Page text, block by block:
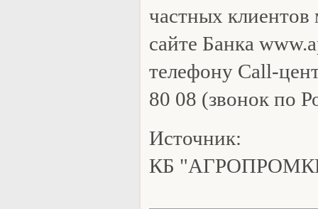
частных
сайте Банка
телефону Call-
80 08 (звонок по
Источник:
КБ